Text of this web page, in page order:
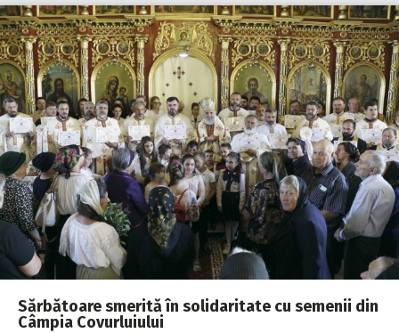
Sărbătoare smerită în solidaritate cu semenii din
Câmpia Covurluiului